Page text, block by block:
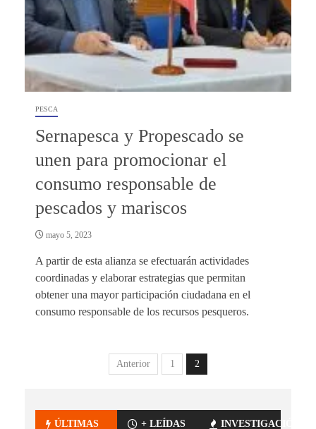
PESCA
Sernapesca y Propescado se
unen para promocionar el
consumo responsable de
pescados y mariscos
mayo 5, 2023
A partir de esta alianza se efectuarán actividades
coordinadas y elaborar estrategias que permitan
obtener una mayor participación ciudadana en el
consumo responsable de los recursos pesqueros.
Anterior 1 2
ÚLTIMAS + LEÍDAS INVESTIGACIÓN